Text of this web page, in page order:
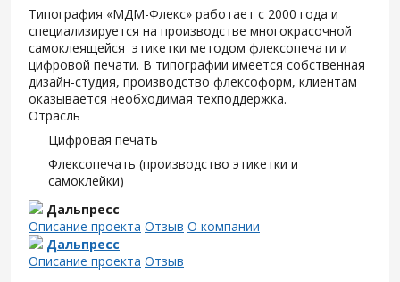
Типография «МДМ-Флекс» работает с 2000 года и
специализируется на производстве многокрасочной
самоклеящейся этикетки методом флексопечати и
цифровой печати. В типографии имеется собственная
дизайн-студия, производство флексоформ, клиентам
оказывается необходимая техподдержка.
Отрасль
Цифровая печать
Флексопечать (производство этикетки и
самоклейки)
Дальпресс
Описание проекта Отзыв О компании
Дальпресс
Описание проекта Отзыв